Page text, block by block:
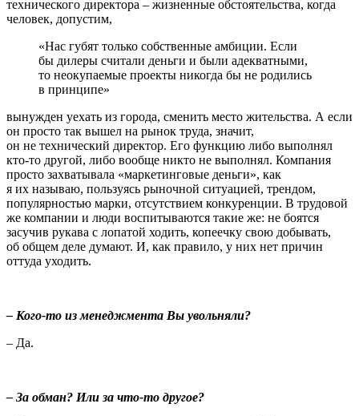
технического директора – жизненные обстоятельства, когда
человек, допустим,
«Нас губят только собственные амбиции. Если
бы дилеры считали деньги и были адекватными,
то неокупаемые проекты никогда бы не родились
в принципе»
вынужден уехать из города, сменить место жительства. А если
он просто так вышел на рынок труда, значит,
он не технический директор. Его функцию либо выполнял
кто-то другой, либо вообще никто не выполнял. Компания
просто захватывала «маркетинговые деньги», как
я их называю, пользуясь рыночной ситуацией, трендом,
популярностью марки, отсутствием конкуренции. В трудовой
же компании и люди воспитываются такие же: не боятся
засучив рукава с лопатой ходить, копеечку свою добывать,
об общем деле думают. И, как правило, у них нет причин
оттуда уходить.
– Кого-то из менеджмента Вы увольняли?
– Да.
– За обман? Или за что-то другое?